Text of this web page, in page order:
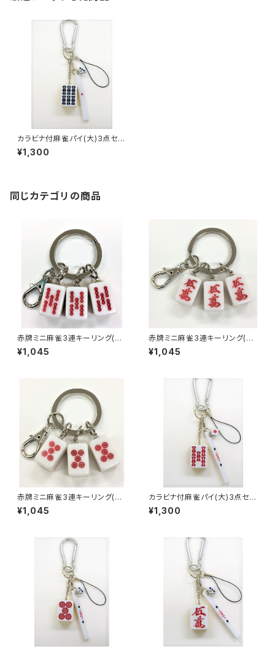
カラビナ付麻雀パイ(大)3点セッ
ト キーホルダー 【ローソー】
¥1,300
同じカテゴリの商品
赤牌ミニ麻雀3連キーリング(赤
ウーソー アンコ）
¥1,045
赤牌ミニ麻雀3連キーリング(赤
ウーマン アンコ）
¥1,045
赤牌ミニ麻雀3連キーリング(赤
ウーピン アンコ）
¥1,045
カラビナ付麻雀パイ(大)3点セッ
ト キーホルダー 【赤ウーソ
ー】
¥1,300